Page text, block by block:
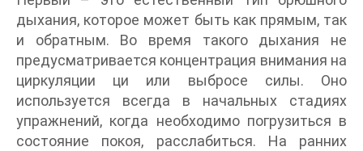
дыхания, которое может быть как прямым, так
и обратным. Во время такого дыхания не
предусматривается концентрация внимания на
циркуляции ци или выбросе силы. Оно
используется всегда в начальных стадиях
упражнений, когда необходимо погрузиться в
состояние покоя, расслабиться. На ранних